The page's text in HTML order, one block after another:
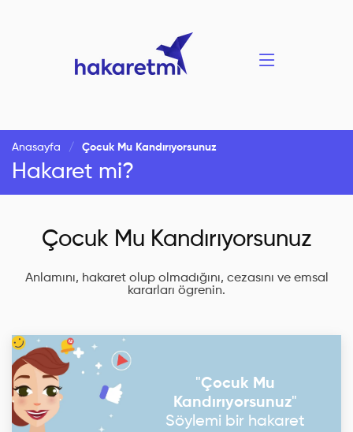
Anasayfa Çocuk Mu Kandırıyorsunuz
Hakaret mi?
Çocuk Mu Kandırıyorsunuz
Anlamını, hakaret olup olmadığını, cezasını ve emsal
kararları ögrenin.
"Çocuk Mu
Kandırıyorsunuz"
Söylemi bir hakaret